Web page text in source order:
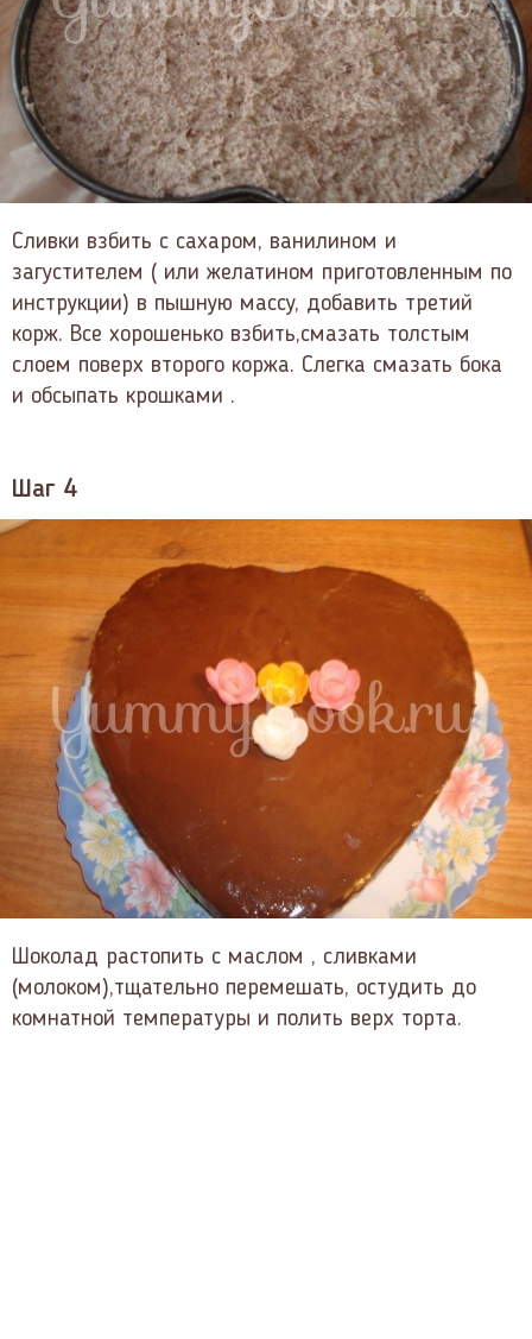
Сливки взбить с сахаром, ванилином и
загустителем ( или желатином приготовленным по
инструкции) в пышную массу, добавить третий
корж. Все хорошенько взбить,смазать толстым
слоем поверх второго коржа. Слегка смазать бока
и обсыпать крошками .
Шаг 4
Шоколад растопить с маслом , сливками
(молоком),тщательно перемешать, остудить до
комнатной температуры и полить верх торта.